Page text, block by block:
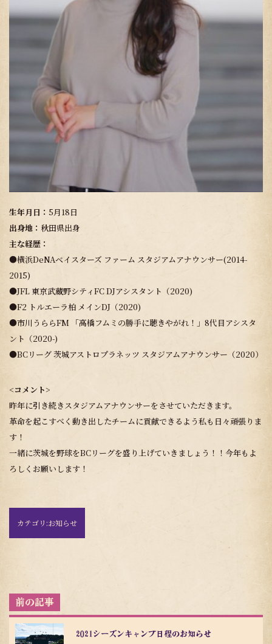
生年月日： 5月18日
出身地： 秋田県出身
主な経歴：
●横浜DeNAベイスターズ ファーム スタジアムアナウンサー(2014-
2015)
●JFL 東京武蔵野シティFC DJアシスタント（2020)
●F2 トルエーラ柏 メインDJ（2020)
●市川うららFM 「高橋フムミの勝手に聴きやがれ！」8代目アシスタ
ント（2020-)
●BCリーグ 茨城アストロプラネッツ スタジアムアナウンサー（2020）
<コメント>
昨年に引き続きスタジアムアナウンサーをさせていただきます。
革命を起こすべく動き出したチームに貢献できるよう私も日々頑張りま
す！
一緒に茨城を野球をBCリーグを盛り上げていきましょう！！今年もよ
ろしくお願いします！
カテゴリ:お知らせ
投
稿
ナ
ビ
2021シーズンキャンプ日程のお知らせ